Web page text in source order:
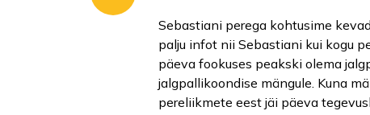
Sebastiani perega kohtusime
palju infot nii Sebastiani kui kogu
päeva fookuses peakski olema
jalgpallikoondise mängule. Kuna
pereliikmete eest jäi päeva